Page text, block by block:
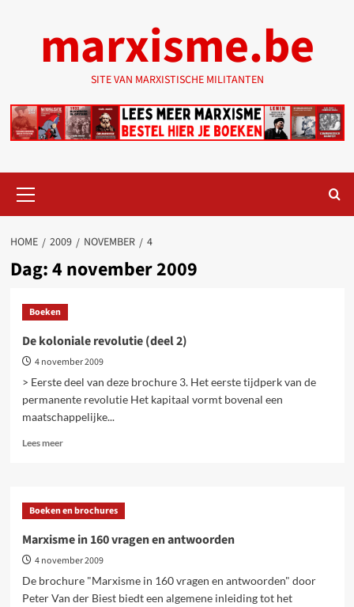
marxisme.be
SITE VAN MARXISTISCHE MILITANTEN
menu
HOME 2009 NOVEMBER 4
Dag:4 november 2009
Boeken
De koloniale revolutie (deel 2)
4 november 2009
> Eerste deel van deze brochure 3. Het eerste tijdperk van de
permanente revolutie Het kapitaal vormt bovenal een
maatschappelijke...
Lees meerLees
koloniale
revolutie
2)
Boeken en brochures
Marxisme in 160 vragen en antwoorden
4 november 2009
De brochure "Marxisme in 160 vragen en antwoorden" door
Peter Van der Biest biedt een algemene inleiding tot het